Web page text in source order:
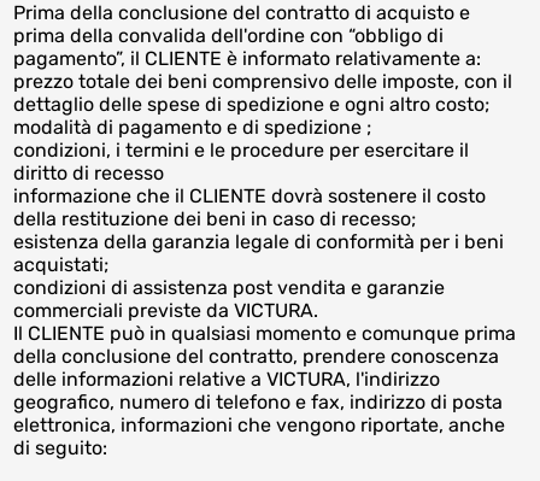
Prima della conclusione del contratto di acquisto e
prima della convalida dell'ordine con “obbligo di
pagamento”, il CLIENTE è informato relativamente a:
prezzo totale dei beni comprensivo delle imposte, con il
dettaglio delle spese di spedizione e ogni altro costo;
modalità di pagamento e di spedizione ;
condizioni, i termini e le procedure per esercitare il
diritto di recesso
informazione che il CLIENTE dovrà sostenere il costo
della restituzione dei beni in caso di recesso;
esistenza della garanzia legale di conformità per i beni
acquistati;
condizioni di assistenza post vendita e garanzie
commerciali previste da VICTURA.
Il CLIENTE può in qualsiasi momento e comunque prima
della conclusione del contratto, prendere conoscenza
delle informazioni relative a VICTURA, l'indirizzo
geografico, numero di telefono e fax, indirizzo di posta
elettronica, informazioni che vengono riportate, anche
di seguito: